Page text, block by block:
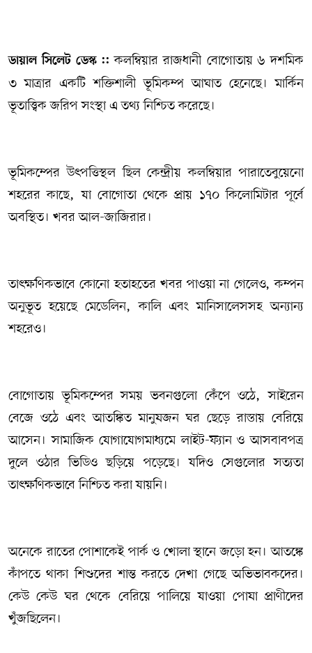
ডায়াল সিলেট ডেস্ক ::কলম্বিয়ার রাজধানী বোগোতায় ৬ দশমিক
৩ মাত্রার একটি শক্তিশালী ভূমিকম্প আঘাত হেনেছে। মার্কিন
ভূতাত্ত্বিক জরিপ সংস্থা এ তথ্য নিশ্চিত করেছে।
ভূমিকম্পের উৎপত্তিস্থল ছিল কেন্দ্রীয় কলম্বিয়ার পারাতেবুয়েনো
শহরের কাছে, যা বোগোতা থেকে প্রায় ১৭০ কিলোমিটার পূর্বে
অবস্থিত। খবর আল-জাজিরার।
তাৎক্ষণিকভাবে কোনো হতাহতের খবর পাওয়া না গেলেও, কম্পন
অনুভূত হয়েছে মেডেলিন, কালি এবং মানিসালেসসহ অন্যান্য
শহরেও।
বোগোতায় ভূমিকম্পের সময় ভবনগুলো কেঁপে ওঠে, সাইরেন
বেজে ওঠে এবং আতঙ্কিত মানুষজন ঘর ছেড়ে রাস্তায় বেরিয়ে
আসেন। সামাজিক যোগাযোগমাধ্যমে লাইট-ফ্যান ও আসবাবপত্র
দুলে ওঠার ভিডিও ছড়িয়ে পড়েছে। যদিও সেগুলোর সত্যতা
তাৎক্ষণিকভাবে নিশ্চিত করা যায়নি।
অনেকে রাতের পোশাকেই পার্ক ও খোলা স্থানে জড়ো হন। আতঙ্কে
কাঁপতে থাকা শিশুদের শান্ত করতে দেখা গেছে অভিভাবকদের।
কেউ কেউ ঘর থেকে বেরিয়ে পালিয়ে যাওয়া পোষা প্রাণীদের
খুঁজছিলেন।
ABOUT US
DIAL SYLHET